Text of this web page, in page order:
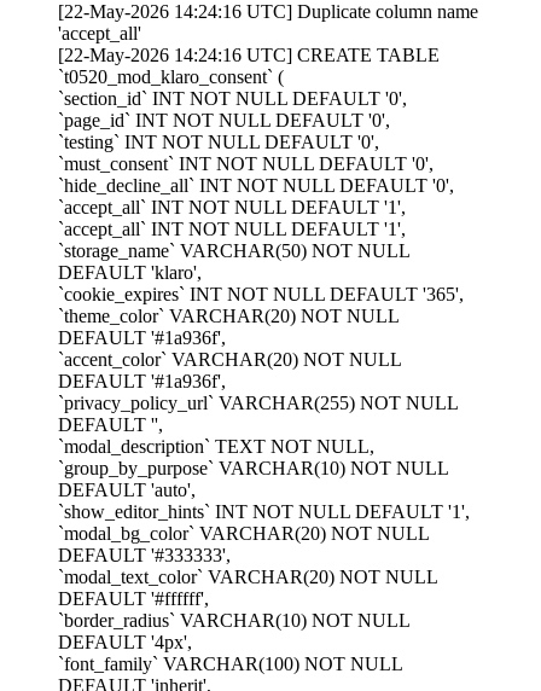
[22-May-2026 14:24:16 UTC] Duplicate column name
'accept_all'
[22-May-2026 14:24:16 UTC] CREATE TABLE
`t0520_mod_klaro_consent` (
`section_id` INT NOT NULL DEFAULT '0',
`page_id` INT NOT NULL DEFAULT '0',
`testing` INT NOT NULL DEFAULT '0',
`must_consent` INT NOT NULL DEFAULT '0',
`hide_decline_all` INT NOT NULL DEFAULT '0',
`accept_all` INT NOT NULL DEFAULT '1',
`accept_all` INT NOT NULL DEFAULT '1',
`storage_name` VARCHAR(50) NOT NULL
DEFAULT 'klaro',
`cookie_expires` INT NOT NULL DEFAULT '365',
`theme_color` VARCHAR(20) NOT NULL
DEFAULT '#1a936f',
`accent_color` VARCHAR(20) NOT NULL
DEFAULT '#1a936f',
`privacy_policy_url` VARCHAR(255) NOT NULL
DEFAULT '',
`modal_description` TEXT NOT NULL,
`group_by_purpose` VARCHAR(10) NOT NULL
DEFAULT 'auto',
`show_editor_hints` INT NOT NULL DEFAULT '1',
`modal_bg_color` VARCHAR(20) NOT NULL
DEFAULT '#333333',
`modal_text_color` VARCHAR(20) NOT NULL
DEFAULT '#ffffff',
`border_radius` VARCHAR(10) NOT NULL
DEFAULT '4px',
`font_family` VARCHAR(100) NOT NULL
DEFAULT 'inherit',